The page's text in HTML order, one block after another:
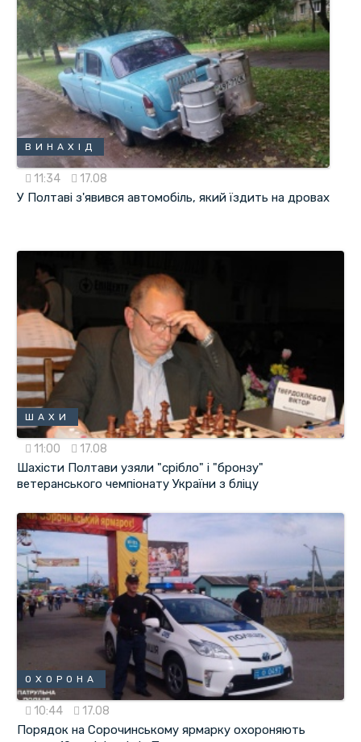
ВИНАХІД
11:34 17.08
У Полтаві з'явився автомобіль, який їздить на дровах
ШАХИ
11:00 17.08
Шахісти Полтави узяли "срібло" і "бронзу"
ветеранського чемпіонату України з бліцу
ОХОРОНА
10:44 17.08
Порядок на Сорочинському ярмарку охороняють